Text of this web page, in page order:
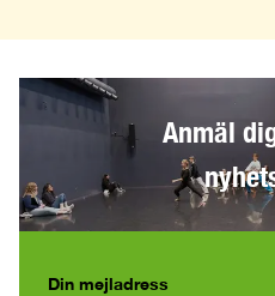
Anmäl
Din mejladress